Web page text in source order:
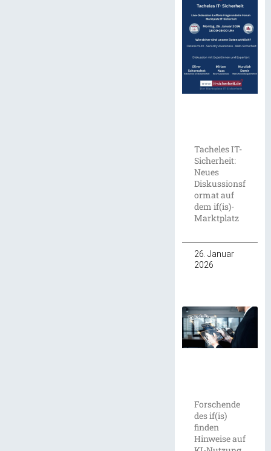
Tacheles IT-
Sicherheit:
Neues
Diskussionsf
ormat auf
dem if(is)-
Marktplatz
26. Januar
2026
Forschende
des if(is)
finden
Hinweise auf